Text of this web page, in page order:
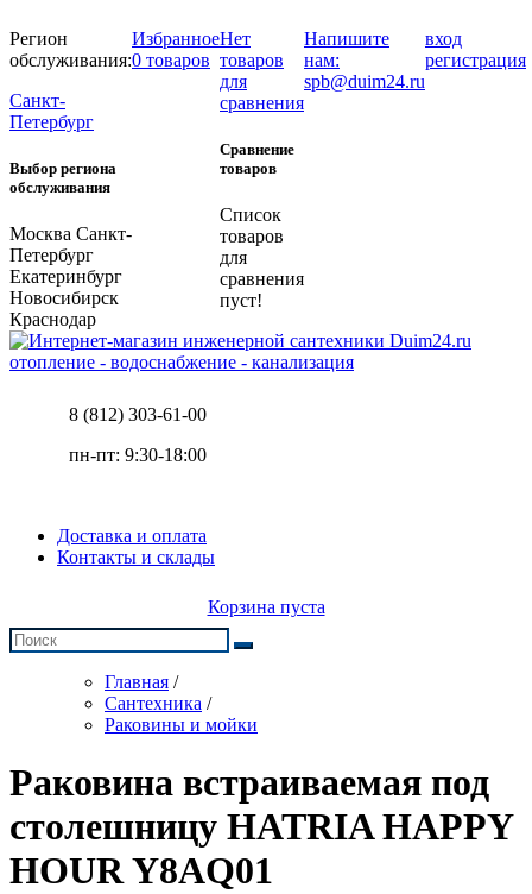
Регион
обслуживания:
Санкт-
Петербург
Выбор региона
обслуживания
Москва Санкт-
Петербург
Екатеринбург
Новосибирск
Краснодар
Избранное
0 товаров
Нет
товаров
для
сравнения
Сравнение
товаров
Список
товаров
для
сравнения
пуст!
Напишите
нам:
spb@duim24.ru
вход
регистрация
отопление - водоснабжение - канализация
8 (812) 303-61-00
пн-пт: 9:30-18:00
Доставка и оплата
Контакты и склады
Корзина пуста
Главная /
Сантехника /
Раковины и мойки
Раковина встраиваемая под
столешницу HATRIA HAPPY
HOUR Y8AQ01